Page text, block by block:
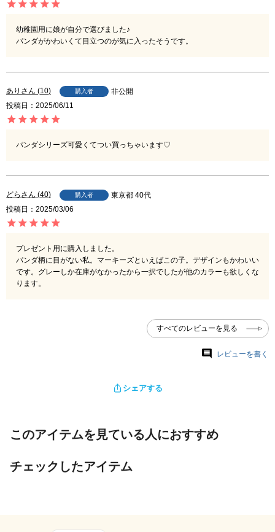
幼稚園用に娘が自分で選びました♪
パンダがかわいくて目立つのが気に入ったそうです。
あり 10 購入者
非公開
投稿日
2025/06/11
パンダシリーズ可愛くてつい買っちゃいます♡
どら 40 購入者 東京都 40代
投稿日
2025/03/06
プレゼント用に購入しました。
パンダ柄に目がない私。マーキーズといえばこの子。デザインもかわいい
です。グレーしか在庫がなかったから一択でしたが他のカラーも欲しくな
ります。
すべてのレビューを見る
レビューを書く
シェアする
このアイテムを見ている人におすすめ
チェックしたアイテム